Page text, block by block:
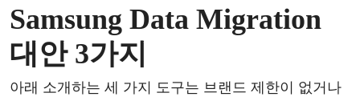
Samsung Data Migration
대안 3가지
아래 소개하는 세 가지 도구는 브랜드 제한이
없거나